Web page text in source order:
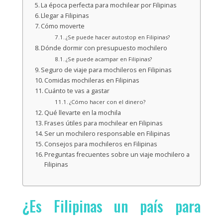
La época perfecta para mochilear por Filipinas
Llegar a Filipinas
Cómo moverte
¿Se puede hacer autostop en Filipinas?
Dónde dormir con presupuesto mochilero
¿Se puede acampar en Filipinas?
Seguro de viaje para mochileros en Filipinas
Comidas mochileras en Filipinas
Cuánto te vas a gastar
¿Cómo hacer con el dinero?
Qué llevarte en la mochila
Frases útiles para mochilear en Filipinas
Ser un mochilero responsable en Filipinas
Consejos para mochileros en Filipinas
Preguntas frecuentes sobre un viaje mochilero a
Filipinas
¿Es Filipinas un país para